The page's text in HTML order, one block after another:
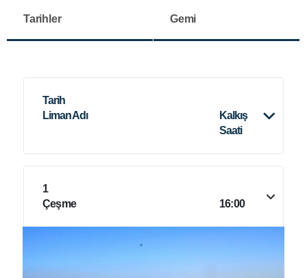
Tarihler Gemi
Tarih
Liman Adı
Kalkış
Saati
1
Çeşme
16:00